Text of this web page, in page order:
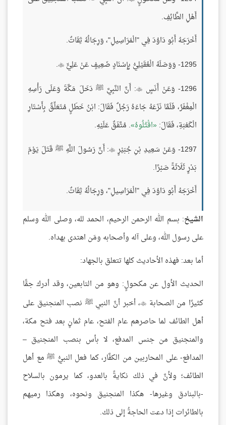
أَهْلِ الطَّائِفِ.
أَخْرَجَهُ أَبُو دَاوُدَ فِي "الْمَرَاسِيلِ"، وَرِجَالُهُ ثِقَاتٌ.
1295- وَوَصَلَهُ الْعُقَيْلِيُّ بِإِسْنَادٍ ضَعِيفٍ عَنْ عَلِيٍّ

.
1296- وَعَنْ أَنَسٍ
: أَنَّ النَّبِيَّ ﷺ دَخَلَ مَكَّةَ وَعَلَى رَأْسِهِ
الْمِغْفَرُ، فَلَمَّا نَزَعَهُ جَاءَهُ رَجُلٌ فَقَالَ: ابْنُ خَطَلٍ مُتَعَلِّقٌ بِأَسْتَارِ
الْكَعْبَةِ، فَقَالَ: اقْتُلُوهُ . مُتَّفَقٌ عَلَيْهِ.
1297- وَعَنْ سَعِيدِ بْنِ جُبَيْرٍ
: أَنَّ رَسُولَ اللَّهِ ﷺ قَتَلَ يَوْمَ
بَدْرٍ ثَلَاثَةً صَبْرًا.
أَخْرَجَهُ أَبُو دَاوُدَ فِي "الْمَرَاسِيلِ"، وَرِجَالُهُ ثِقَاتٌ.
الشيخ: بسم الله الرحمن الرحيم، الحمد لله، وصلى الله وسلم
على رسول الله، وعلى آله وأصحابه ومَن اهتدى بهداه.
أما بعد: فهذه الأحاديث كلها تتعلق بالجهاد:
الحديث الأول عن مكحولٍ: وهو من التابعين، وقد أدرك جمًّا
كثيرًا من الصحابة ، أخبر أنَّ النبي ﷺ نصب المنجنيق على
أهل الطائف لما حاصرهم عام الفتح، عام ثمانٍ بعد فتح مكة،
والمنجنيق من جنس المدفع، لا بأس بنصب المنجنيق –
المدافع- على المحاربين من الكفَّار، كما فعل النبيُّ ﷺ مع أهل
الطائف؛ ولأنَّ في ذلك نكايةً بالعدو، كما يرمون بالسلاح
-بالبنادق وغيرها- هكذا المنجنيق ونحوه، وهكذا رميهم
بالطائرات إذا دعت الحاجةُ إلى ذلك.